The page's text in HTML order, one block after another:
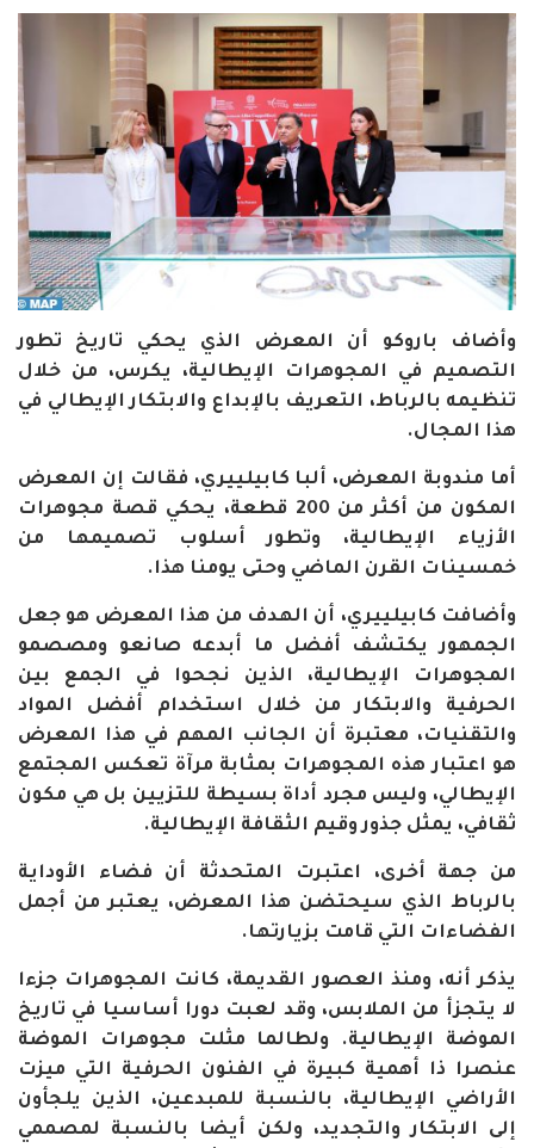
وأضاف باروكو أن المعرض الذي يحكي تاريخ تطور
التصميم في المجوهرات الإيطالية، يكرس، من خلال
تنظيمه بالرباط، التعريف بالإبداع والابتكار الإيطالي في
هذا المجال.
أما مندوبة المعرض، ألبا كابيلييري، فقالت إن المعرض
المكون من أكثر من 200 قطعة، يحكي قصة مجوهرات
الأزياء الإيطالية، وتطور أسلوب تصميمها من
خمسينات القرن الماضي وحتى يومنا هذا.
وأضافت كابيلييري، أن الهدف من هذا المعرض هو جعل
الجمهور يكتشف أفضل ما أبدعه صانعو ومصصمو
المجوهرات الإيطالية، الذين نجحوا في الجمع بين
الحرفية والابتكار من خلال استخدام أفضل المواد
والتقنيات، معتبرة أن الجانب المهم في هذا المعرض
هو اعتبار هذه المجوهرات بمثابة مرآة تعكس المجتمع
الإيطالي، وليس مجرد أداة بسيطة للتزيين بل هي مكون
ثقافي، يمثل جذور وقيم الثقافة الإيطالية.
من جهة أخرى، اعتبرت المتحدثة أن فضاء الأوداية
بالرباط الذي سيحتضن هذا المعرض، يعتبر من أجمل
الفضاءات التي قامت بزيارتها.
يذكر أنه، ومنذ العصور القديمة، كانت المجوهرات جزءا
لا يتجزأ من الملابس، وقد لعبت دورا أساسيا في تاريخ
الموضة الإيطالية. ولطالما مثلت مجوهرات الموضة
عنصرا ذا أهمية كبيرة في الفنون الحرفية التي ميزت
الأراضي الإيطالية، بالنسبة للمبدعين، الذين يلجأون
إلى الابتكار والتجديد، ولكن أيضا بالنسبة لمصممي